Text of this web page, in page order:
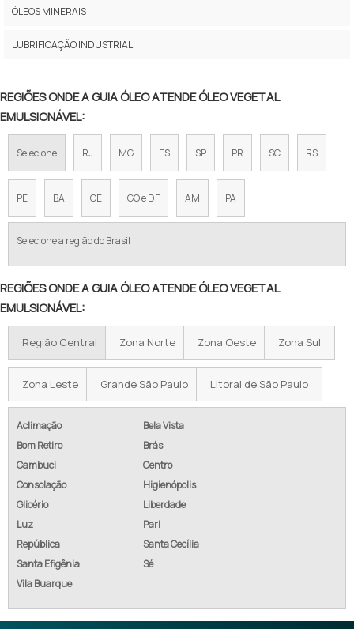
ADITIVO PARA ÓLEO ORÇAR
ADITIVO PARA ÓLEO PREÇO
ADITIVO PARA ÓLEO DE MOTOR
ADITIVO PARA ÓLEO CANSADO
ADITIVO PARA ÓLEO MOTOR
ADITIVO NO ÓLEO
ADITIVO ÓLEO LUBRIFICANTE
ADITIVO PARA ENGROSSAR ÓLEO
ADITIVO PARA OLEO SEMI SINTETICO
ADITIVO LIMPEZA ÓLEO
ADITIVO PARA ÓLEO A VENDA
ADITIVO PARA ÓLEO ANTICORROSIVO
ADITIVO PARA ÓLEO ANTICORROSIVO PREÇO
ÉSTER QUIMICA ORGANICA
ÓLEOS MINERAIS
LUBRIFICAÇÃO INDUSTRIAL
REGIÕES ONDE A GUIA ÓLEO ATENDE ÓLEO VEGETAL
EMULSIONÁVEL:
Selecione RJ MG ES SP PR SC RS
PE BA CE GO e DF AM PA
Selecione a região do Brasil
REGIÕES ONDE A GUIA ÓLEO ATENDE ÓLEO VEGETAL
EMULSIONÁVEL:
Região Central Zona Norte Zona Oeste Zona Sul
Zona Leste Grande São Paulo Litoral de São Paulo
Aclimação
Bela Vista
Bom Retiro
Brás
Cambuci
Centro
Consolação
Higienópolis
Glicério
Liberdade
Luz
Pari
República
Santa Cecília
Santa Efigênia
Sé
Vila Buarque